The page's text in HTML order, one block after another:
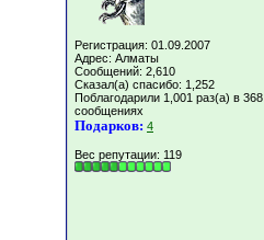
Регистрация: 01.09.2007
Адрес: Алматы
Сообщений: 2,610
Сказал(а) спасибо: 1,252
Поблагодарили 1,001 раз(а) в 368
сообщениях
Подарков: 4
Вес репутации: 119